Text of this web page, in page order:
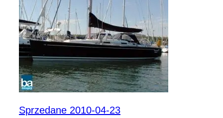
Sprzedane 2010-04-23